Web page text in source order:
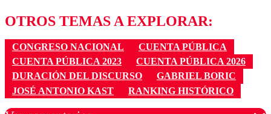
OTROS TEMAS A EXPLORAR:
CONGRESO NACIONAL
CUENTA PÚBLICA
CUENTA PÚBLICA 2023
CUENTA PÚBLICA 2026
DURACIÓN DEL DISCURSO
GABRIEL BORIC
JOSÉ ANTONIO KAST
RANKING HISTÓRICO